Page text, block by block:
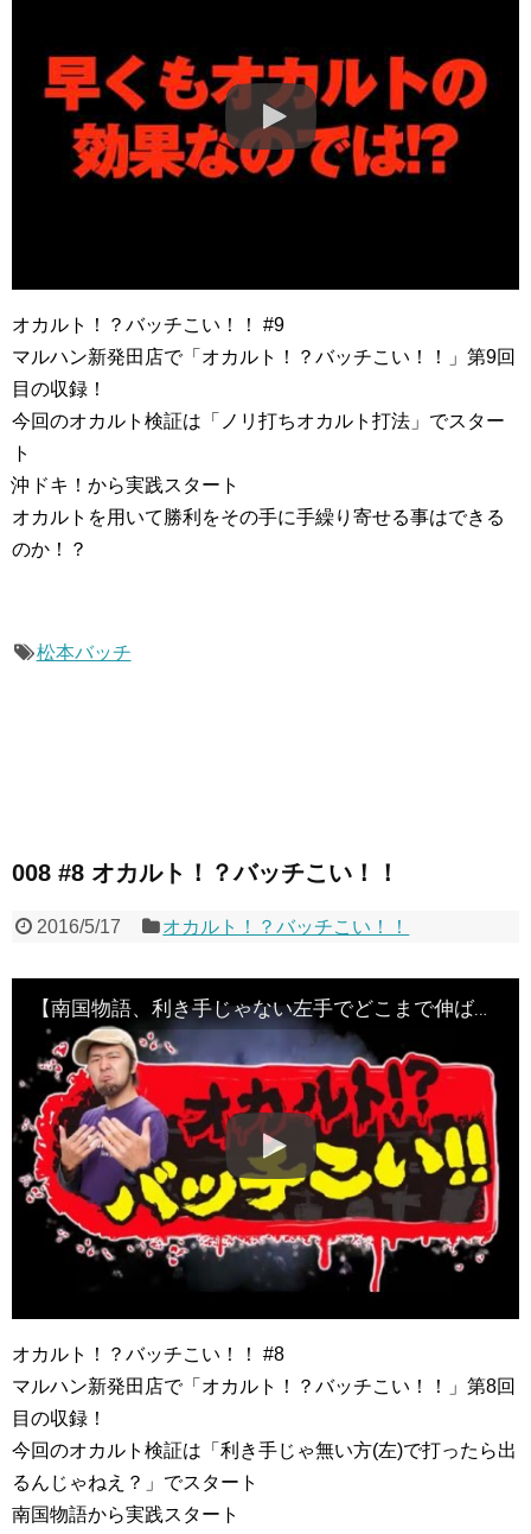
オカルト！？バッチこい！！ #9
マルハン新発田店で「オカルト！？バッチこい！！」第9回
目の収録！
今回のオカルト検証は「ノリ打ちオカルト打法」でスター
ト
沖ドキ！から実践スタート
オカルトを用いて勝利をその手に手繰り寄せる事はできる
のか！？
松本バッチ
008 #8 オカルト！？バッチこい！！
2016/5/17 オカルト！？バッチこい！！
【南国物語、利き手じゃない左手でどこまで伸ばせる!?】オカルト！？バッチこい！！第8回《松本バッチ×鬼Dイッチー》［パチスロ・スロット］
オカルト！？バッチこい！！ #8
マルハン新発田店で「オカルト！？バッチこい！！」第8回
目の収録！
今回のオカルト検証は「利き手じゃ無い方(左)で打ったら出
るんじゃねえ？」でスタート
南国物語から実践スタート